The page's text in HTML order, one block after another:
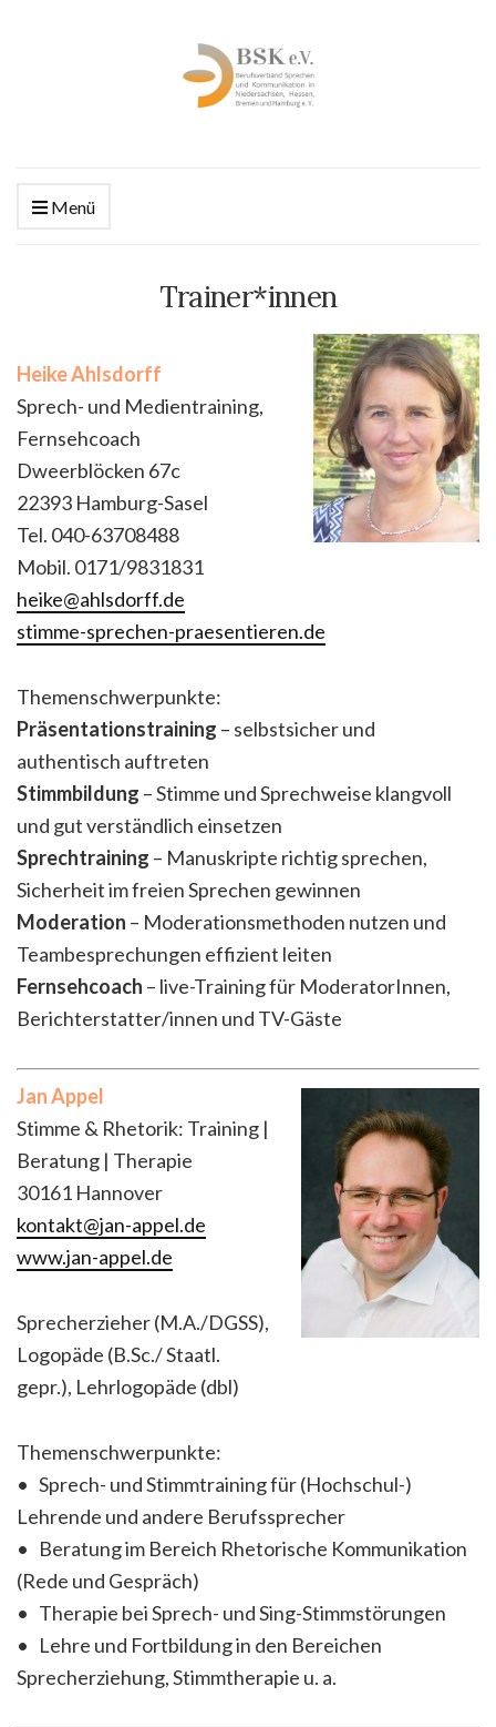
Menü
Trainer*innen
Heike Ahlsdorff
Sprech- und Medientraining,
Fernsehcoach
Dweerblöcken 67c
22393 Hamburg-Sasel
Tel. 040-63708488
Mobil. 0171/9831831
heike@ahlsdorff.de
stimme-sprechen-praesentieren.de
Themenschwerpunkte:
Präsentationstraining – selbstsicher und
authentisch auftreten
Stimmbildung – Stimme und Sprechweise klangvoll
und gut verständlich einsetzen
Sprechtraining – Manuskripte richtig sprechen,
Sicherheit im freien Sprechen gewinnen
Moderation – Moderationsmethoden nutzen und
Teambesprechungen effizient leiten
Fernsehcoach – live-Training für ModeratorInnen,
Berichterstatter/innen und TV-Gäste
Jan Appel
Stimme & Rhetorik: Training |
Beratung | Therapie
30161 Hannover
kontakt@jan-appel.de
www.jan-appel.de
Sprecherzieher (M.A./DGSS),
Logopäde (B.Sc./ Staatl.
gepr.), Lehrlogopäde (dbl)
Themenschwerpunkte:
• Sprech- und Stimmtraining für (Hochschul-)
Lehrende und andere Berufssprecher
• Beratung im Bereich Rhetorische Kommunikation
(Rede und Gespräch)
• Therapie bei Sprech- und Sing-Stimmstörungen
• Lehre und Fortbildung in den Bereichen
Sprecherziehung, Stimmtherapie u. a.